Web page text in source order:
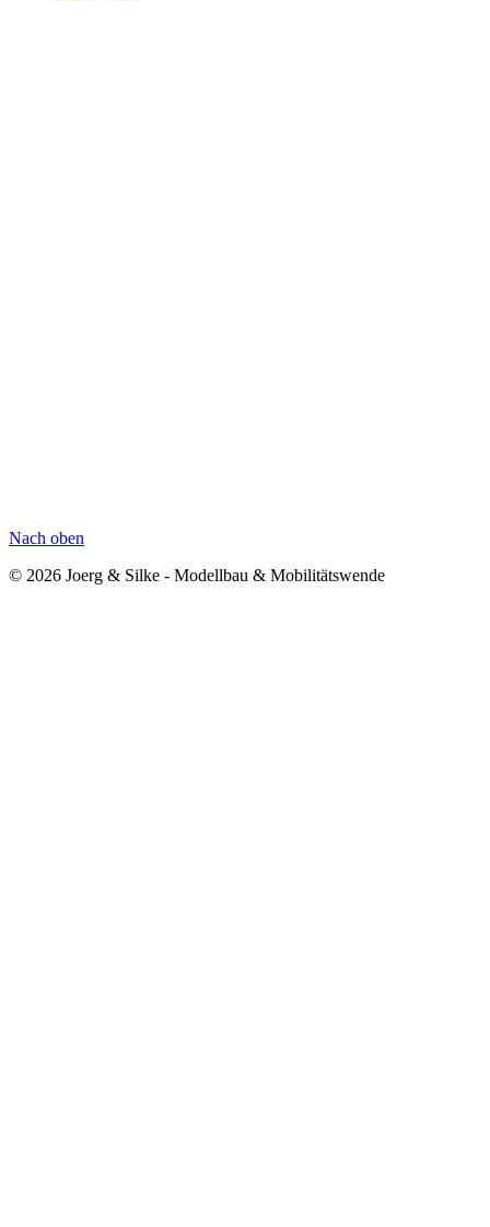
Nach oben
© 2026 Joerg & Silke - Modellbau & Mobilitätswende